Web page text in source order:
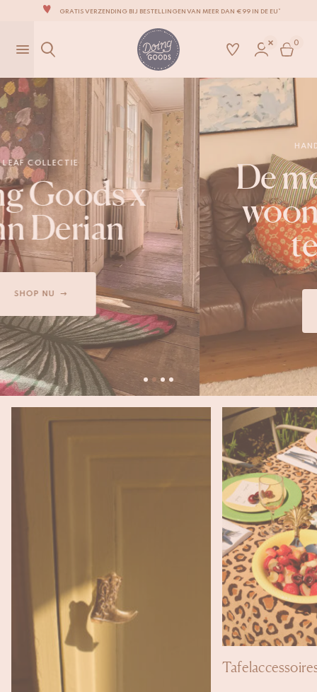
GRATIS VERZENDING BIJ BESTELLINGEN VAN MEER DAN €99 IN DE EU*
EEN SCHATKIST VOL IMPERFECTE EN LEUKE WOONACCESSOIRES
WE STREVEN ERNAAR JE ITEMS BINNEN 1 TOT 2 WERKDAGEN TE VERZENDEN
ONZE NIEUWE COLLECTIE SARI SARI IS NU VERKRIJGBAAR!
WIJ ZIJN TROTS OP ONZE B CORP-CERTIFICERING!
GRATIS VERZENDING BIJ BESTELLINGEN VAN MEER DAN €99 IN DE EU*
0
HANDGEMAAKT MET LIEFDE
De meest loveable
woonaccessoires
ter wereld
SHOP NU